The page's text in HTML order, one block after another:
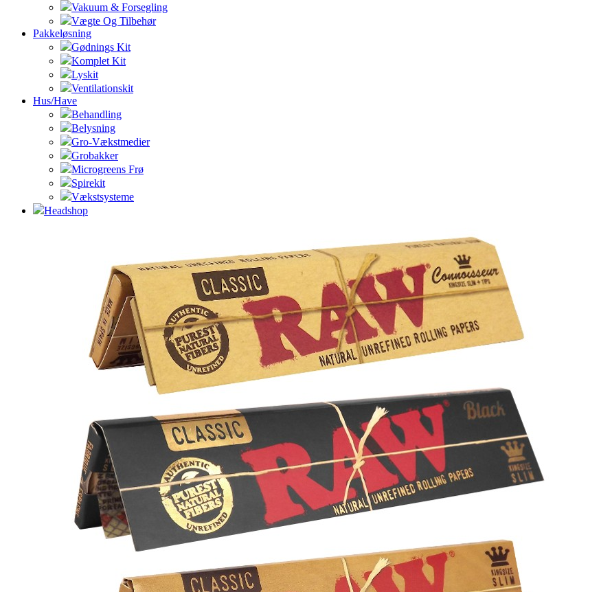
Vakuum & Forsegling
Vægte Og Tilbehør
Pakkeløsning
Gødnings Kit
Komplet Kit
Lyskit
Ventilationskit
Hus/Have
Behandling
Belysning
Gro-Vækstmedier
Grobakker
Microgreens Frø
Spirekit
Vækstsysteme
Headshop